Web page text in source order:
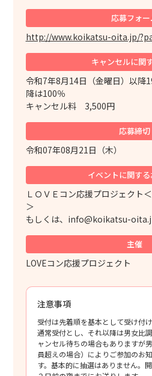
応募フォー
http://www.koikatsu-oita.jp/
キャンセルに関
令和7年8月14日（金曜日）以
降は100％
キャンセル料 3,500円
応募締切
令和07年08月21日（木）
イベントに関する
ＬＯＶＥコン応援プロジェクト
＞
もしくは、info@koikatsu-
主催
LOVEコン応援プロジェクト
注意事項
受付は先着順を基本として受け付
通常受付とし、それ以降は男女比
ャンセル待ちの場合もありますが
員超えの場合）によりご参加のお
す。基本的に抽選はありません。